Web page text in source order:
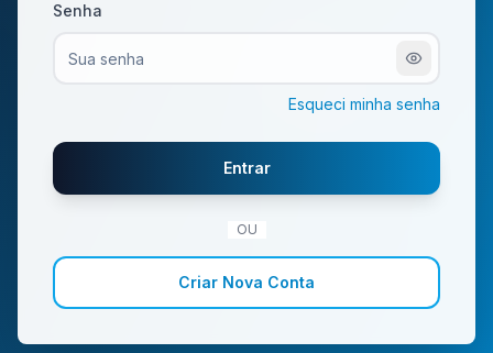
Senha
Esqueci minha senha
Entrar
OU
Criar Nova Conta